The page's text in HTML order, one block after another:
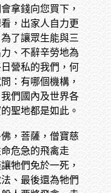
拿錢向您買下，
，出家人自力更
了讓眾生能與三
、不辭辛勞地為
營私的我們，何
：有哪個機構，
們國內及世界各
聖地都是如此。
，菩薩，僧寶慈
危急的飛禽走
牠們免於一死，
、最後還為牠們